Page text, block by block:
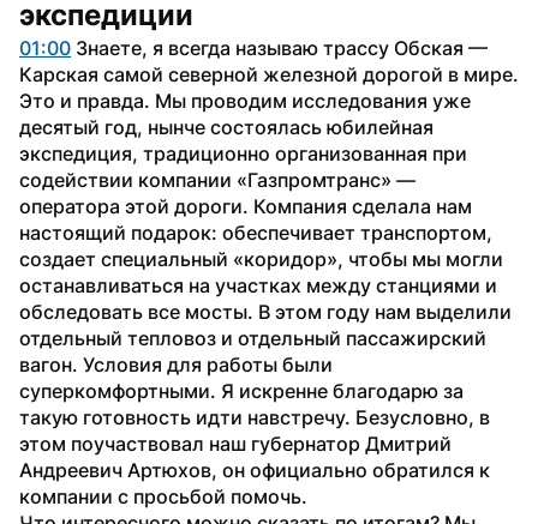
экспедиции
01:00 Знаете, я всегда называю трассу Обская —
Карская самой северной железной дорогой в мире.
Это и правда. Мы проводим исследования уже
десятый год, нынче состоялась юбилейная
экспедиция, традиционно организованная при
содействии компании «Газпромтранс» —
оператора этой дороги. Компания сделала нам
настоящий подарок: обеспечивает транспортом,
создает специальный «коридор», чтобы мы могли
останавливаться на участках между станциями и
обследовать все мосты. В этом году нам выделили
отдельный тепловоз и отдельный пассажирский
вагон. Условия для работы были
суперкомфортными. Я искренне благодарю за
такую готовность идти навстречу. Безусловно, в
этом поучаствовал наш губернатор Дмитрий
Андреевич Артюхов, он официально обратился к
компании с просьбой помочь.